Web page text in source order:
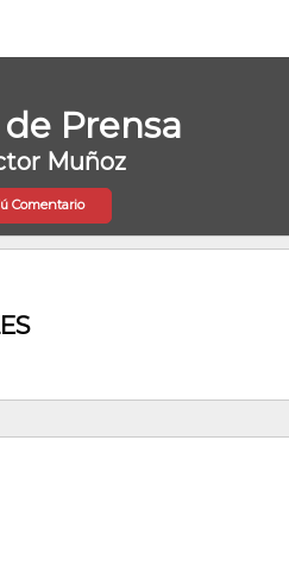
Prensa
Muñoz
Comentario